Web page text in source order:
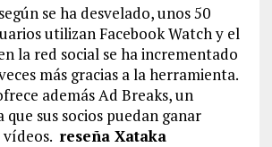
se ha desvelado, unos 50
utilizan Facebook Watch y el
la red social se ha incrementado
más gracias a la herramienta.
además Ad Breaks, un
sus socios puedan ganar
reseña Xataka